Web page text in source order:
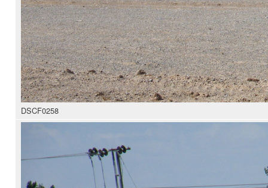
DSCF0258